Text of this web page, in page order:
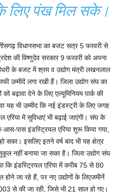
के लिए पंख मिल सके।
विधानसभा का बजट सत्र 5 फरवरी से
की विष्णुदेव सरकार 9 फरवरी को अपना
के बजट में श्रम व उद्योग मंत्री लखनलाल
उम्मीदें लगा रखी हैं। जिला उद्योग संघ का
बढ़ावा देने के लिए एल्यूमिनियम पार्क की
यह भी उम्मीद कि नई इंडस्ट्री के लिए जगह
में सुविधाएं भी बढ़ाई जाएंगी। संघ के
आस-पास इंडस्ट्रियल एरिया शुरू किया गया,
सका। इसलिए इतने वर्ष बाद भी यह क्षेत्र
नहीं बनाया जा सका है। जिला उद्योग संघ
कि इंडस्ट्रियल एरिया में करीब 75 से 80
जा रहे हैं, पर नए उद्योगों के लिएजमीनें
से की जा रही, जिसे भी 21 साल हो गए।